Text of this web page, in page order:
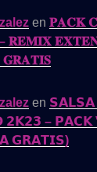
en 𝐏𝐀𝐂𝐊
𝐑𝐄𝐌𝐈𝐗
en
𝟮𝗞𝟮𝟯 – 𝗣𝗔𝗖𝗞
𝗚𝗥𝗔𝗧𝗜𝗦)